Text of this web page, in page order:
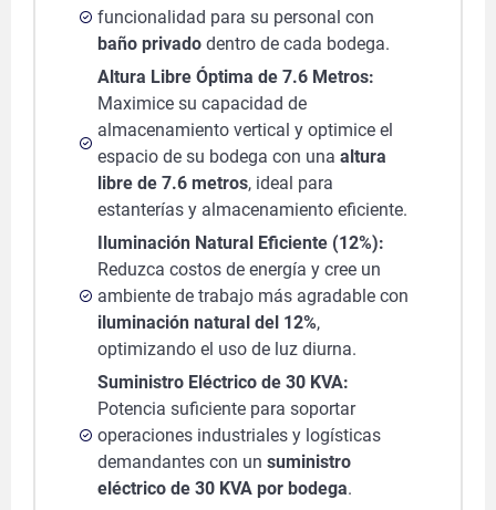
funcionalidad para su personal con
baño privado dentro de cada bodega.
Altura Libre Óptima de 7.6 Metros:
Maximice su capacidad de
almacenamiento vertical y optimice el
espacio de su bodega con una altura
libre de 7.6 metros, ideal para
estanterías y almacenamiento eficiente.
Iluminación Natural Eficiente (12%):
Reduzca costos de energía y cree un
ambiente de trabajo más agradable con
iluminación natural del 12%,
optimizando el uso de luz diurna.
Suministro Eléctrico de 30 KVA:
Potencia suficiente para soportar
operaciones industriales y logísticas
demandantes con un suministro
eléctrico de 30 KVA por bodega.